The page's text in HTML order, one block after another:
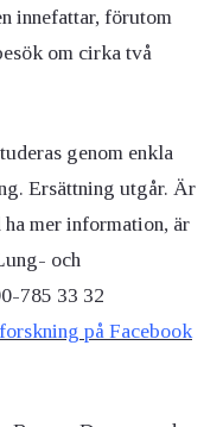
innefattar, förutom
om cirka två
genom enkla
Ersättning utgår. Är
mer information, är
och
785 33 32
på Facebook